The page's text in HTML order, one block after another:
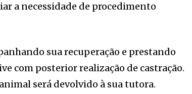
a necessidade de procedimento
sua recuperação e prestando
com posterior realização de castração.
será devolvido à sua tutora.